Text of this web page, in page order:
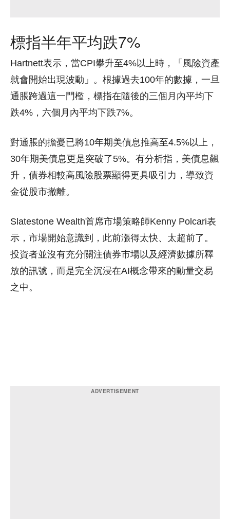
標指半年平均跌7%
Hartnett表示，當CPI攀升至4%以上時，「風險資產
就會開始出現波動」。根據過去100年的數據，一旦
通脹跨過這一門檻，標指在隨後的三個月內平均下
跌4%，六個月內平均下跌7%。
對通脹的擔憂已將10年期美債息推高至4.5%以上，
30年期美債息更是突破了5%。有分析指，美債息飆
升，債券相較高風險股票顯得更具吸引力，導致資
金從股市撤離。
Slatestone Wealth首席市場策略師Kenny Polcari表
示，市場開始意識到，此前漲得太快、太超前了。
投資者並沒有充分關注債券市場以及經濟數據所釋
放的訊號，而是完全沉浸在AI概念帶來的動量交易
之中。